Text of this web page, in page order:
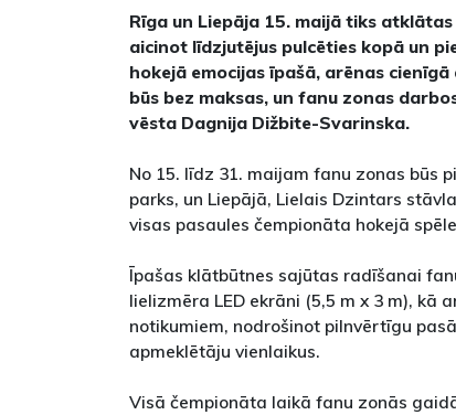
Rīga un Liepāja 15. maijā tiks
aicinot līdzjutējus pulcēties kopā un
hokejā emocijas īpašā, arēnas
būs bez maksas, un fanu zonas
vēsta Dagnija Dižbite-Svarinska.
No 15. līdz 31. maijam fanu zonas būs
parks, un Liepājā, Lielais Dzintars
visas pasaules čempionāta hokejā
Īpašas klātbūtnes sajūtas radīšanai
lielizmēra LED ekrāni (5,5 m x 3 m), kā
notikumiem, nodrošinot pilnvērtīgu
apmeklētāju vienlaikus.
Visā čempionāta laikā fanu zonās